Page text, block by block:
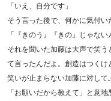
「いえ、自分です」
そう言った後で、何かに気付い
「『きのう』『きの』じゃない
それを聞いた加藤は大声で笑
て言ったんだよ。創造はつくけ
笑いが止まらない加藤に対して
「お願いだから教えて」と意